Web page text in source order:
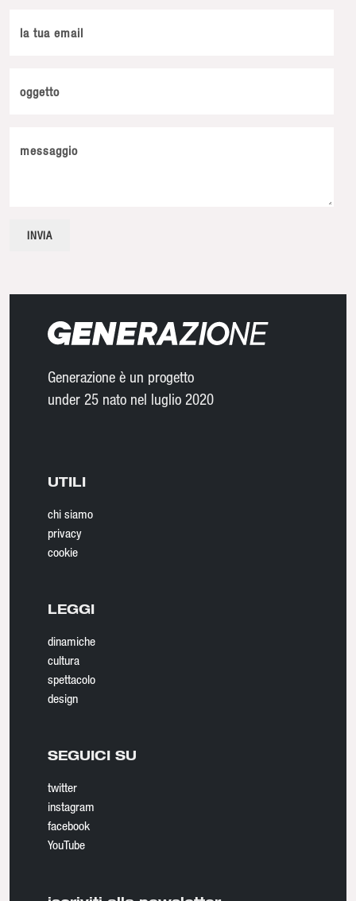
la tua email
oggetto
messaggio
Generazione è un progetto
under 25 nato nel luglio 2020
UTILI
chi siamo
privacy
cookie
LEGGI
dinamiche
cultura
spettacolo
design
SEGUICI SU
twitter
instagram
facebook
YouTube